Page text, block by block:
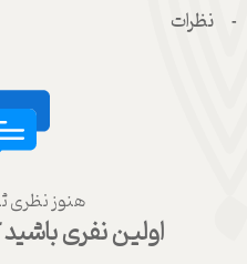
نظرات
هنوز نظری
اولین نفری